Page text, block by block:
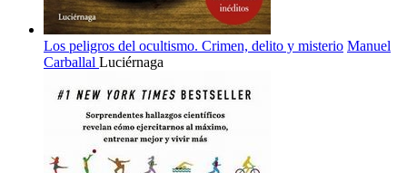
Los peligros del ocultismo. Crimen, delito y misterio Manuel
Carballal Luciérnaga